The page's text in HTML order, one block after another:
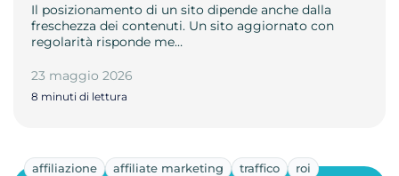
Il posizionamento di un sito dipende anche dalla
freschezza dei contenuti. Un sito aggiornato con
regolarità risponde me…
23 maggio 2026
8 minuti di lettura
affiliazione affiliate marketing traffico roi